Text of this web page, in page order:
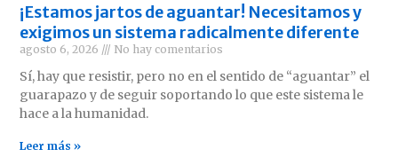
¡Estamos jartos de aguantar! Necesitamos y
exigimos un sistema radicalmente diferente
agosto 6, 2026 No hay comentarios
Sí, hay que resistir, pero no en el sentido de “aguantar” el
guarapazo y de seguir soportando lo que este sistema le
hace a la humanidad.
Leer más »